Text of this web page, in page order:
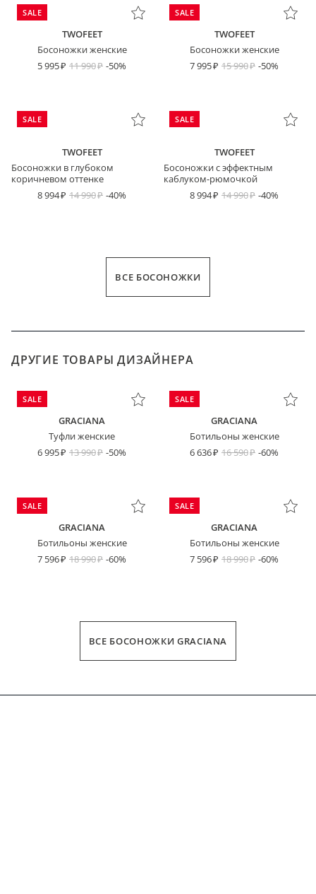
SALE
TWOFEET
Босоножки женские
5 995
11 990 -50%
SALE
TWOFEET
Босоножки женские
7 995
15 990 -50%
SALE
TWOFEET
Босоножки в глубоком
коричневом оттенке
8 994
14 990 -40%
SALE
TWOFEET
Босоножки с эффектным
каблуком-рюмочкой
8 994
14 990 -40%
ВСЕ БОСОНОЖКИ
ДРУГИЕ ТОВАРЫ ДИЗАЙНЕРА
SALE
GRACIANA
Туфли женские
6 995
13 990 -50%
SALE
GRACIANA
Ботильоны женские
6 636
16 590 -60%
SALE
GRACIANA
Ботильоны женские
7 596
18 990 -60%
SALE
GRACIANA
Ботильоны женские
7 596
18 990 -60%
ВСЕ БОСОНОЖКИ GRACIANA